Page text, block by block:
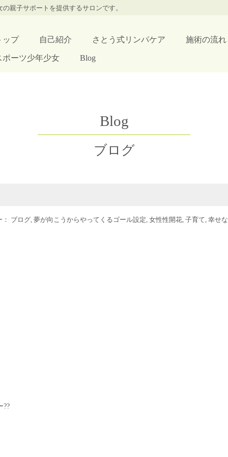
親子サポートを提供するサロンです。
ップ 自己紹介 さとう式リンパケア 施術の流れ
ポーツ少年少女 Blog
Blog
ブログ
ブログ, 夢が向こうからやってくるゴール設定, 女性性開花, 子育て, 幸せ
??